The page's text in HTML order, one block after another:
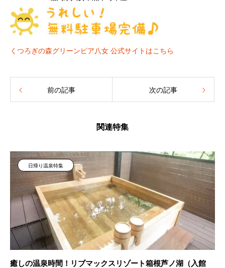
くつろぎの森グリーンピア八女 公式サイトはこちら
前の記事 次の記事
関連特集
日帰り温泉特集
癒しの温泉時間！リブマックスリゾート箱根芦ノ湖（入館